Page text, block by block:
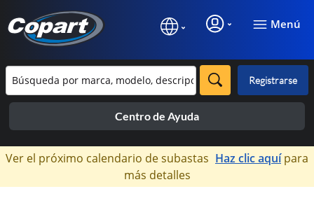
Menú
Registrarse
Centro de Ayuda
×
Ver el próximo calendario de subastas Haz clic aquípara
más detalles